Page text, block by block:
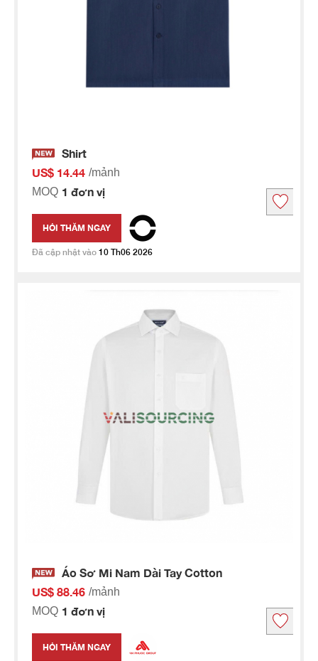
Shirt
US$ 14.44 /mảnh
MOQ 1 đơn vị
HỎI THĂM NGAY
Đã cập nhật vào 10 Th06 2026
Áo Sơ Mi Nam Dài Tay Cotton
US$ 88.46 /mảnh
MOQ 1 đơn vị
HỎI THĂM NGAY